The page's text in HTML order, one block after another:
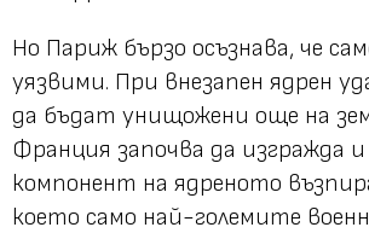
Но Париж бързо осъзнава, че
уязвими. При внезапен ядрен
да бъдат унищожени още на
Франция започва да изгражда
компонент на ядреното
което само най-големите